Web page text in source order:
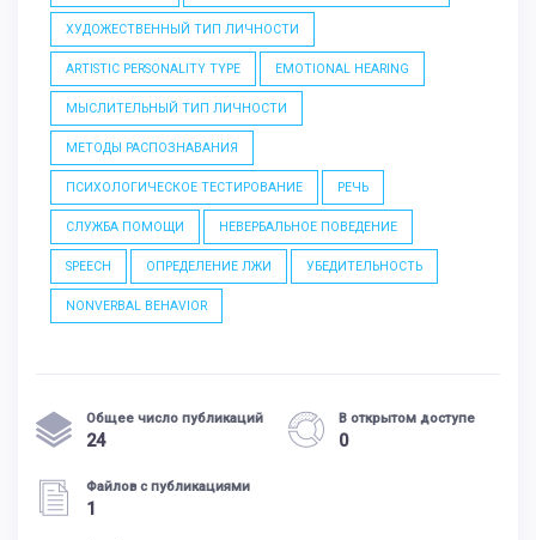
ХУДОЖЕСТВЕННЫЙ ТИП ЛИЧНОСТИ
ARTISTIC PERSONALITY TYPE EMOTIONAL HEARING
МЫСЛИТЕЛЬНЫЙ ТИП ЛИЧНОСТИ
МЕТОДЫ РАСПОЗНАВАНИЯ
ПСИХОЛОГИЧЕСКОЕ ТЕСТИРОВАНИЕ РЕЧЬ
СЛУЖБА ПОМОЩИ НЕВЕРБАЛЬНОЕ ПОВЕДЕНИЕ
SPEECH ОПРЕДЕЛЕНИЕ ЛЖИ УБЕДИТЕЛЬНОСТЬ
NONVERBAL BEHAVIOR
Общее число публикаций
24
В открытом доступе
0
Файлов с публикациями
1